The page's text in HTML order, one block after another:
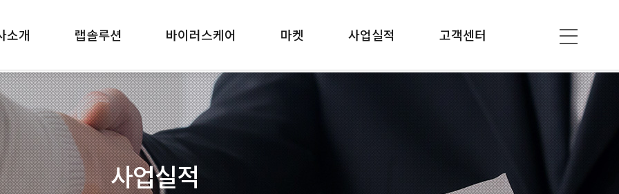
소개 랩솔루션 바이러스케어 마켓 사업실적 고객센터
사업실적